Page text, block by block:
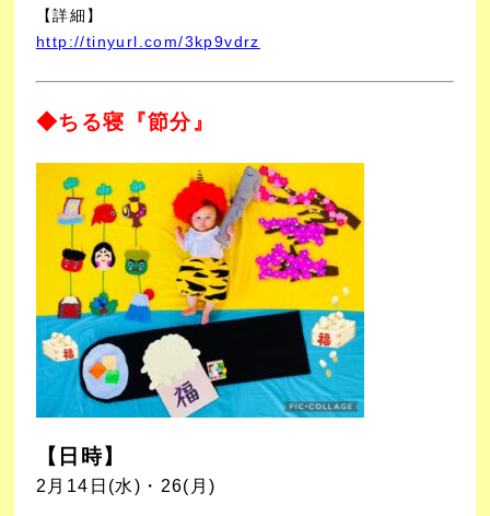
【詳細】
http://tinyurl.com/3kp9vdrz
◆ちる寝『節分』
【日時】
2月14日(水)・26(月)